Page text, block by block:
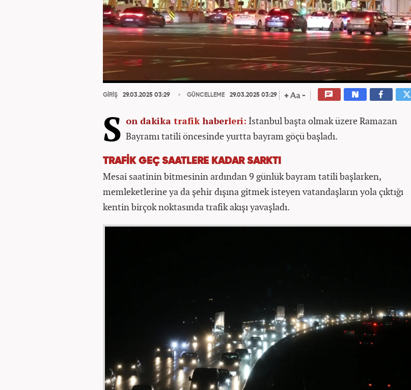
GİRİŞ 29.03.2025 03:29 GÜNCELLEME 29.03.2025 03:29
S on dakika trafikhaberleri: İstanbul başta olmak üzere Ramazan
Bayramı tatili öncesinde yurtta bayram göçü başladı.
TRAFİK GEÇ SAATLERE KADAR SARKTI
Mesai saatinin bitmesinin ardından 9 günlük bayram tatili başlarken,
memleketlerine ya da şehir dışına gitmek isteyen vatandaşların yola çıktığı
kentin birçok noktasında trafik akışı yavaşladı.